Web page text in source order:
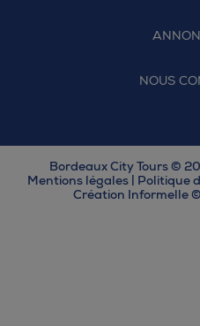
NOUS
Bordeaux City Tours ©
Mentions légales | Politique
Création Informelle